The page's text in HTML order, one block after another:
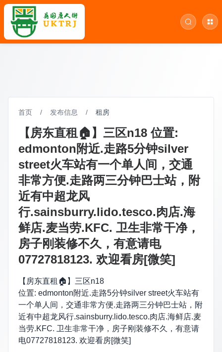
首页 / 发布信息 / 租房
【房东直租🏠】三区n18 位置:
edmonton附近.走路5分钟silver
street火车站有一个单人间，交通
非常方便.走路两三分钟巴士站，附
近有中超龙风
行.sainsburry.lido.tesco.肉店.海
鲜店.麦当劳.KFC. 卫生非常干净，
房子刚装修不久，有意请电
07727818123. 欢迎看房[微笑]
【房东直租🏠】三区n18
位置: edmonton附近.走路5分钟silver street火车站有
一个单人间，交通非常方便.走路两三分钟巴士站，附
近有中超龙风行.sainsburry.lido.tesco.肉店.海鲜店.麦
当劳.KFC. 卫生非常干净，房子刚装修不久，有意请
电07727818123. 欢迎看房[微笑]